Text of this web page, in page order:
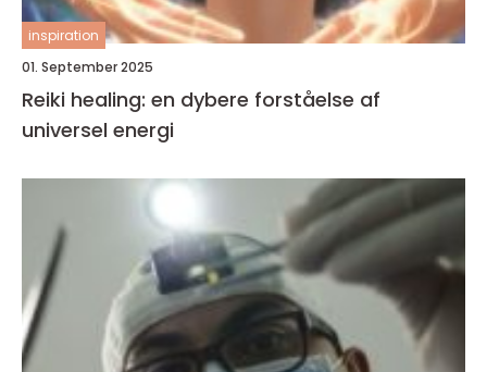
inspiration
01. September 2025
Reiki healing: en dybere forståelse af
universel energi